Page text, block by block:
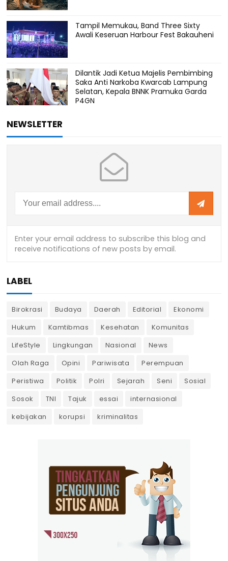
Tampil Memukau, Band Three Sixty
Awali Keseruan Harbour Fest Bakauheni
Dilantik Jadi Ketua Majelis Pembimbing
Saka Anti Narkoba Kwarcab Lampung
Selatan, Kepala BNNK Pramuka Garda
P4GN
NEWSLETTER
LABEL
Birokrasi Budaya Daerah Editorial
Ekonomi
Hukum
Kamtibmas Kesehatan
Komunitas
LifeStyle
Lingkungan Nasional
News
Olah Raga
Opini Pariwisata
Perempuan
Peristiwa
Politik Polri Sejarah Seni
Sosial
Sosok
TNI Tajuk essai
internasional
kebijakan
korupsi kriminalitas